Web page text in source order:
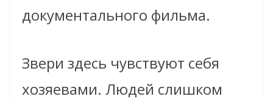
документального фильма.
Звери здесь чувствуют себя
хозяевами. Людей слишком